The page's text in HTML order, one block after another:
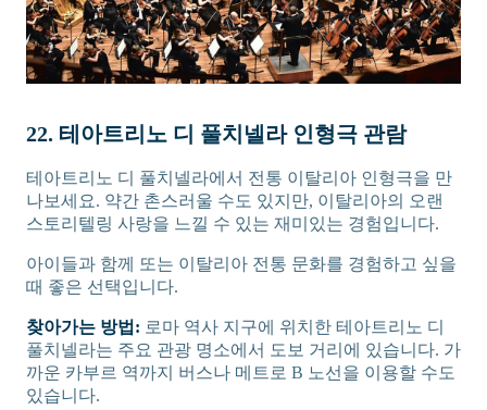
22. 테아트리노 디 풀치넬라 인형극 관람
테아트리노 디 풀치넬라에서 전통 이탈리아 인형극을 만
나보세요. 약간 촌스러울 수도 있지만, 이탈리아의 오랜
스토리텔링 사랑을 느낄 수 있는 재미있는 경험입니다.
아이들과 함께 또는 이탈리아 전통 문화를 경험하고 싶을
때 좋은 선택입니다.
찾아가는 방법: 로마 역사 지구에 위치한 테아트리노 디
풀치넬라는 주요 관광 명소에서 도보 거리에 있습니다. 가
까운 카부르 역까지 버스나 메트로 B 노선을 이용할 수도
있습니다.